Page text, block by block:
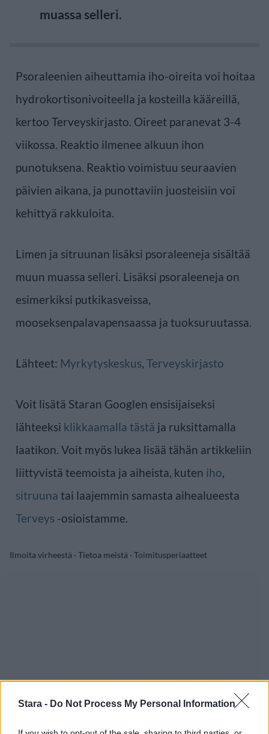
Stara - Do Not Process My Personal Information
muassa selleri.
Psoraleenien aiheuttamia iho-oireita voi hoitaa
hydrokortisonivoiteella ja kosteilla kääreillä,
kertoo Terveyskirjasto. Oireet paranevat 3-4
viikossa. Reaktio ilmenee alkuun ihon
punotuksena. Reaktio voimistuu seuraavien
päivien aikana, ja punottaviin juosteisiin voi
kehittyä rakkuloita.
Limen ja sitruunan lisäksi psoraleeneja sisältää
muun muassa selleri. Lisäksi psoraleeneja on
esimerkiksi putkikasveissa,
mooseksenpalavapensaassa ja tuoksuruutassa.
Lähteet: Myrkytyskeskus, Terveyskirjasto
Voit lisätä Staran Googlen ensisijaiseksi
lähteeksi klikkaamalla tästä ja ruksittamalla
laatikon. Voit myös lukea lisää tähän artikkeliin
liittyvistä teemoista ja aiheista, kuten iho,
sitruuna tai laajemmin samasta aihealueesta
Terveys -osioistamme.
Ilmoita virheestä · Tietoa meistä · Toimitusperiaatteet